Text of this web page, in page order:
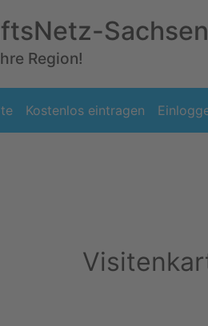
Sachsen
Region!
Kostenlos eintragen